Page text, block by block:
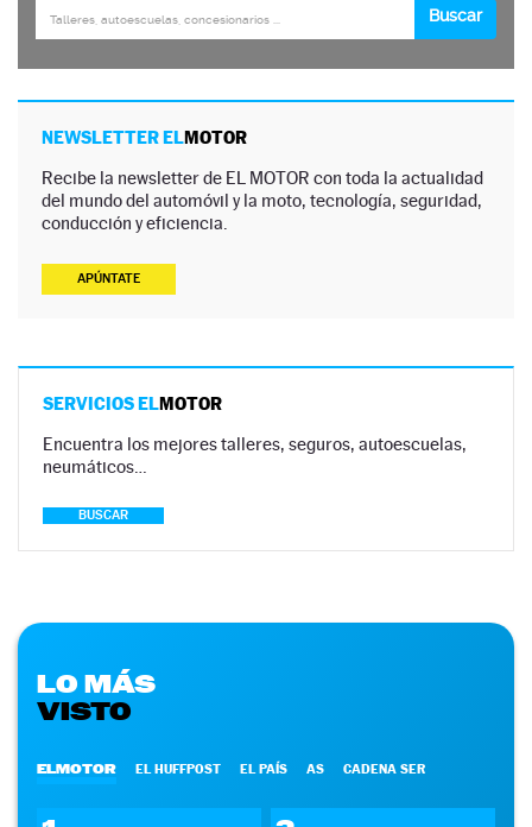
NEWSLETTER ELMOTOR
Recibe la newsletter de EL MOTOR con toda la actualidad
del mundo del automóvil y la moto, tecnología, seguridad,
conducción y eficiencia.
APÚNTATE
SERVICIOS ELMOTOR
Encuentra los mejores talleres, seguros, autoescuelas,
neumáticos…
BUSCAR
LO MÁS
VISTO
ELMOTOR EL HUFFPOST EL PAÍS AS CADENA SER